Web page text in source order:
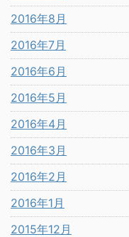
2016年8月
2016年7月
2016年6月
2016年5月
2016年4月
2016年3月
2016年2月
2016年1月
2015年12月